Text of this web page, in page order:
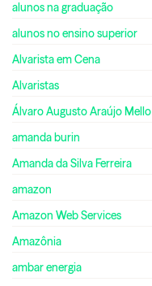
alunos na graduação
alunos no ensino superior
Alvarista em Cena
Alvaristas
Álvaro Augusto Araújo Mello
amanda burin
Amanda da Silva Ferreira
amazon
Amazon Web Services
Amazônia
ambar energia